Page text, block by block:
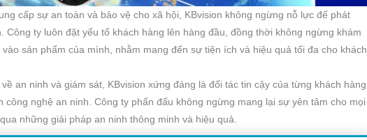
cấp sự an toàn và bảo vệ cho xã hội, KBvision không ngừng nỗ lực để phát
Công ty luôn đặt yếu tố khách hàng lên hàng đầu, đồng thời không ngừng khám
sản phẩm của mình, nhằm mang đến sự tiện ích và hiệu quả tối đa cho khách
an ninh và giám sát, KBvision xứng đáng là đối tác tin cậy của từng khách hàng
nghệ an ninh. Công ty phấn đấu không ngừng mang lại sự yên tâm cho mọi
những giải pháp an ninh thông minh và hiệu quả.